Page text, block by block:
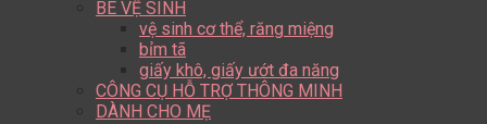
BÉ VỆ SINH
vệ sinh cơ thể, răng miệng
bỉm tã
giấy khô, giấy ướt đa năng
CÔNG CỤ HỖ TRỢ THÔNG MINH
DÀNH CHO MẸ